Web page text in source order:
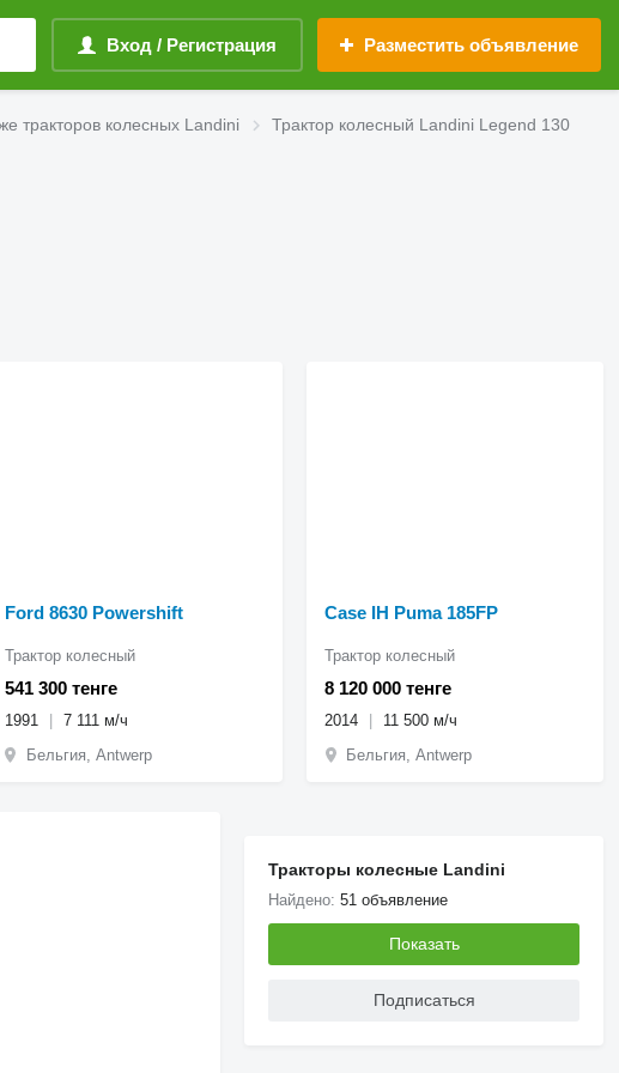
Вход / Регистрация Разместить объявление
тракторов колесных Landini Трактор колесный Landini Legend 130
Ford 8630 Powershift
541 300 тенге
Трактор колесный
1991
7 111 м/ч
Бельгия, Antwerp
Case IH Puma 185FP
8 120 000 тенге
Трактор колесный
2014
11 500 м/ч
Бельгия, Antwerp
Тракторы колесные Landini
Найдено:51 объявление
Показать
Подписаться